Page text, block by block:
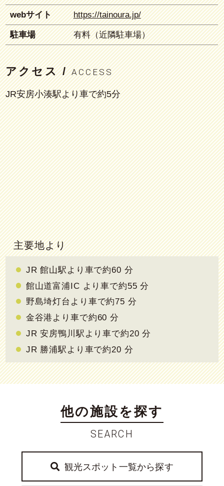
webサイト https://tainoura.jp/
駐車場 有料（近隣駐車場）
アクセス /ACCESS
JR安房小湊駅より車で約5分
主要地より
JR 館山駅より車で約60 分
館山道富浦IC より車で約55 分
野島埼灯台より車で約75 分
金谷港より車で約60 分
JR 安房鴨川駅より車で約20 分
JR 勝浦駅より車で約20 分
他の施設を探す
SEARCH
観光スポット一覧から探す